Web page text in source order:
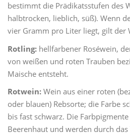
bestimmt die Prädikatsstufen des
halbtrocken, lieblich, süß). Wenn
vier Gramm pro Liter liegt, gilt der
Rotling: hellfarbener Roséwein,
von weißen und roten Trauben
Maische entsteht.
Rotwein: Wein aus einer roten
oder blauen) Rebsorte; die Farbe
bis fast schwarz. Die
Beerenhaut und werden durch